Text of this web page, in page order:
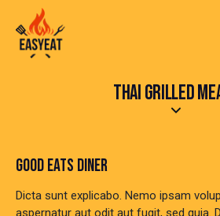
THAI GRILLED
GOOD EATS DINER
Dicta sunt explicabo. Nemo ipsam
aspernatur aut odit aut fugit, sed quia.